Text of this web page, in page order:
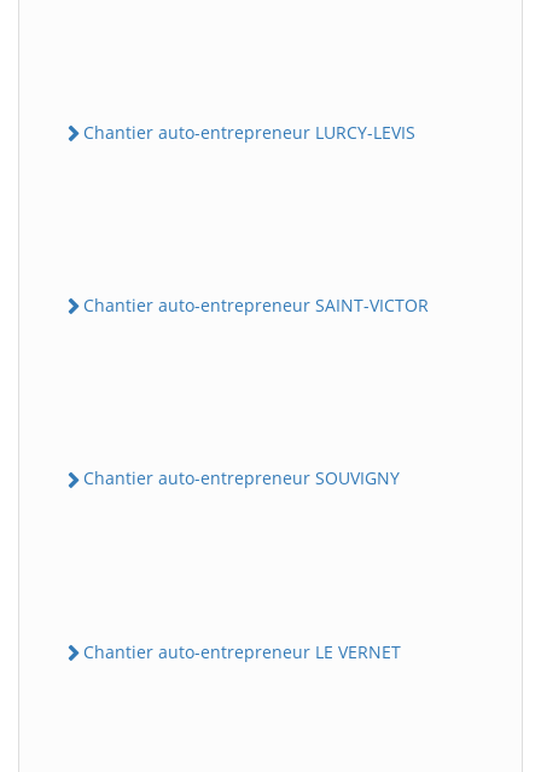
Chantier auto-entrepreneur LURCY-LEVIS
Chantier auto-entrepreneur SAINT-VICTOR
Chantier auto-entrepreneur SOUVIGNY
Chantier auto-entrepreneur LE VERNET